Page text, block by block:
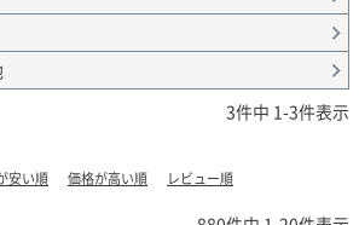
ァ
当)
点を連発した時代もブレ
インを造り続けてきまし
る生産者となっていま
3件中 1-3件表示
安い順 価格が高い順 レビュー順